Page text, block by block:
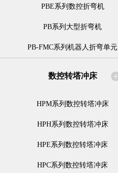
PBE系列数控折弯机
PB系列大型折弯机
PB-FMC系列机器人折弯单元
数控转塔冲床
HPM系列数控转塔冲床
HPH系列数控转塔冲床
HPE系列数控转塔冲床
HPC系列数控转塔冲床